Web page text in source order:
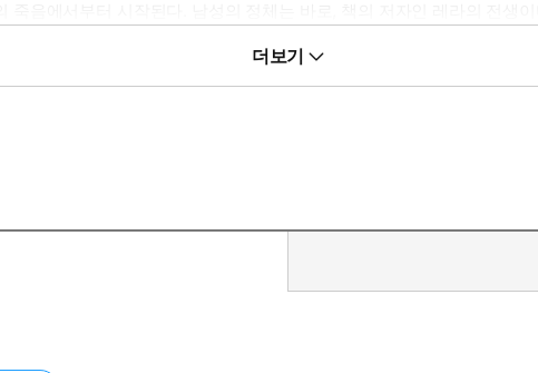
다니던 그는 아스트랄계를 관리하는 감시자들을 만나게 되고, 얼떨결
체를 벗고 저세상으로 옮겨간 남성은 생전의 가족들과 다시 만나 행복
저세상에서의 시간을 보내게 되는데, 결국에는 환생의 때가 되어 그들
관람하게 된다. 그것은 앞으로의 환생에 대한 여러 시나리오와 선택지
는, 열반과도 같은 경험이었다. 그러나 이것도 잠시, 다음 생의 자신
들과의 인연을 형성한 뒤 영적 스승들을 만나고, 이번 생에 속하게 될
더보기